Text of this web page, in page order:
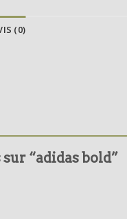
(0)
“adidas bold”